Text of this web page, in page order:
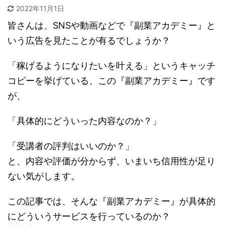
2022年11月1日
皆さんは、SNSや動画などで『副業アカデミー』と
いう広告を見たことが有るでしょうか？
「稼げるようになりたいを叶える」というキャッチ
コピーを挙げている、この『副業アカデミー』です
が、
「具体的にどういった内容なのか？」
「受講者の評判はいいのか？」
と、内容や評価が分からず、いまいち信用性が足り
ない気がします。
この記事では、そんな『副業アカデミー』が具体的
にどういうサービスを行っているのか？